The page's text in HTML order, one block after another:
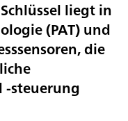
liegt in
(PAT) und
die
-steuerung